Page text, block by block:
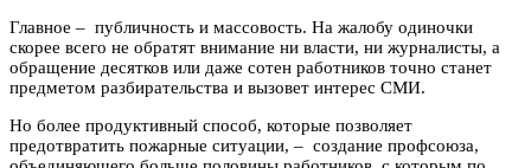
Главное – публичность и массовость. На жалобу одиночки
скорее всего не обратят внимание ни власти, ни журналисты, а
обращение десятков или даже сотен работников точно станет
предметом разбирательства и вызовет интерес СМИ.
Но более продуктивный способ, которые позволяет
предотвратить пожарные ситуации, – создание профсоюза,